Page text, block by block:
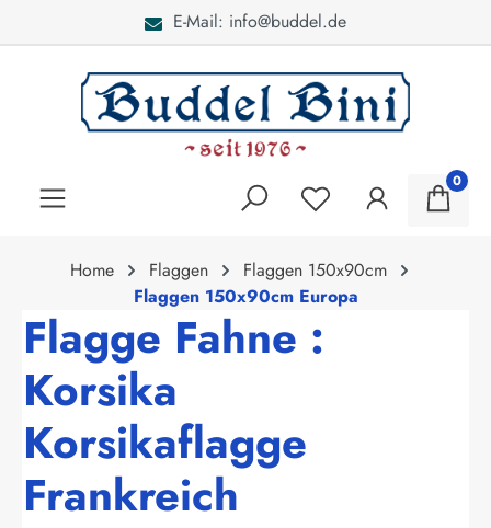
E-Mail: info@buddel.de
0
Home Flaggen
Flaggen 150x90cm
Flaggen 150x90cm Europa
Flagge Fahne :
Korsika
Korsikaflagge
Frankreich